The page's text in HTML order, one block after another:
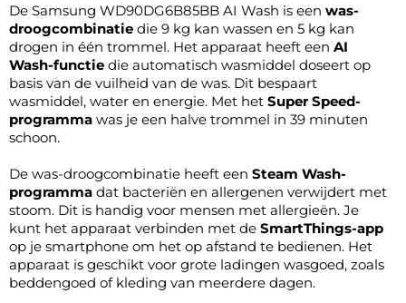
De Samsung WD90DG6B85BB AI Wash is een was-
droogcombinatie die 9 kg kan wassen en 5 kg kan
drogen in één trommel. Het apparaat heeft een AI
Wash-functie die automatisch wasmiddel doseert op
basis van de vuilheid van de was. Dit bespaart
wasmiddel, water en energie. Met het Super Speed-
programma was je een halve trommel in 39 minuten
schoon.
De was-droogcombinatie heeft een Steam Wash-
programma dat bacteriën en allergenen verwijdert met
stoom. Dit is handig voor mensen met allergieën. Je
kunt het apparaat verbinden met de SmartThings-app
op je smartphone om het op afstand te bedienen. Het
apparaat is geschikt voor grote ladingen wasgoed, zoals
beddengoed of kleding van meerdere dagen.